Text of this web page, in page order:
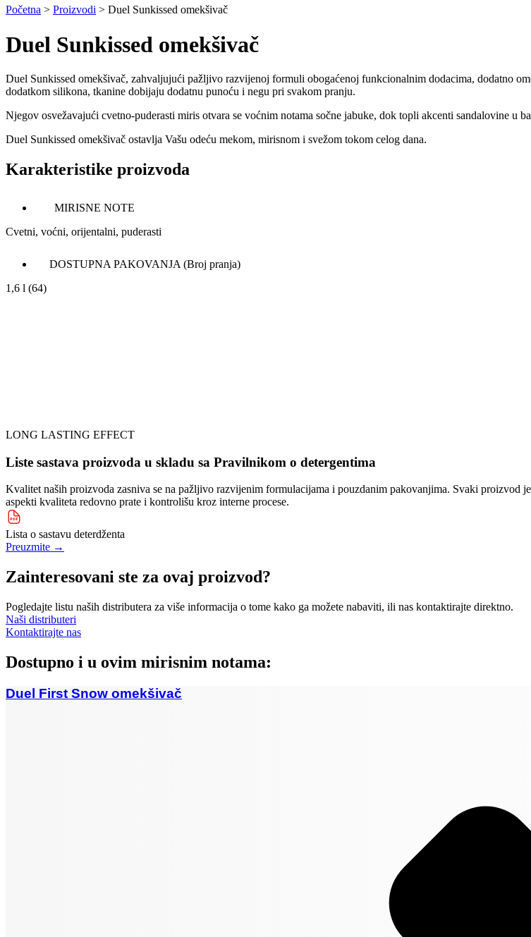
Početna > Proizvodi > Duel Sunkissed omekšivač
Duel Sunkissed omekšivač
Duel Sunkissed omekšivač, zahvaljujući pažljivo razvijenoj formuli obogaćenoj funkcionalnim dodacima, dodatno
dodatkom silikona, tkanine dobijaju dodatnu punoću i negu pri svakom pranju.
Njegov osvežavajući cvetno-puderasti miris otvara se voćnim notama sočne jabuke, dok topli akcenti sandalovine u
Duel Sunkissed omekšivač ostavlja Vašu odeću mekom, mirisnom i svežom tokom celog dana.
Karakteristike proizvoda
MIRISNE NOTE
Cvetni, voćni, orijentalni, puderasti
DOSTUPNA PAKOVANJA (Broj pranja)
1,6 l (64)
LONG LASTING EFFECT
Liste sastava proizvoda u skladu sa Pravilnikom o detergentima
Kvalitet naših proizvoda zasniva se na pažljivo razvijenim formulacijama i pouzdanim pakovanjima. Svaki proizvod
aspekti kvaliteta redovno prate i kontrolišu kroz interne procese.
Lista o sastavu deterdženta
Preuzmite →
Zainteresovani ste za ovaj proizvod?
Pogledajte listu naših distributera za više informacija o tome kako ga možete nabaviti, ili nas kontaktirajte direktno.
Naši distributeri
Kontaktirajte nas
Dostupno i u ovim mirisnim notama:
Duel First Snow omekšivač